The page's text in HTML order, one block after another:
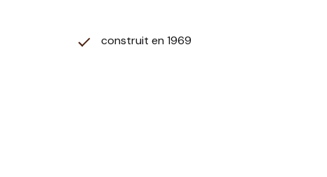
construit en 1969